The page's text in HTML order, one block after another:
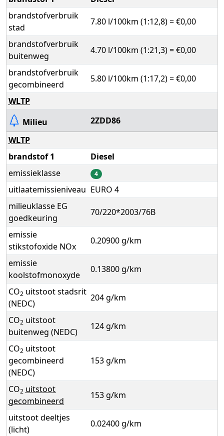
brandstofverbruik
stad
7.80 l/100km (1:12,8) = €0,00
brandstofverbruik
buitenweg
4.70 l/100km (1:21,3) = €0,00
brandstofverbruik
gecombineerd
5.80 l/100km (1:17,2) = €0,00
WLTP
Milieu
2ZDD86
WLTP
brandstof 1
Diesel
emissieklasse
4
uitlaatemissieniveau EURO 4
milieuklasse EG
goedkeuring
70/220*2003/76B
emissie
stikstofoxide NOx
0.20900 g/km
emissie
koolstofmonoxyde
0.13800 g/km
CO2 uitstoot stadsrit
(NEDC)
204 g/km
CO2 uitstoot
buitenweg (NEDC)
124 g/km
CO2 uitstoot
gecombineerd
(NEDC)
153 g/km
CO2 uitstoot
gecombineerd
153 g/km
uitstoot deeltjes
(licht)
0.02400 g/km